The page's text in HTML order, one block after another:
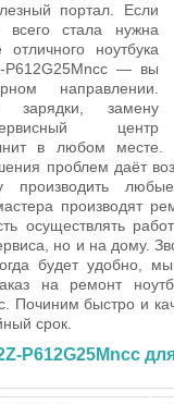
портал. Если
стала нужна
ноутбука
P612G25Mncc — вы
направлении.
зарядки, замену
центр
в любом
проблем даёт
производить
производят
осуществлять
но и на дому.
будет удобно,
на ремонт
Починим быстро и
срок.
P612G25Mncc